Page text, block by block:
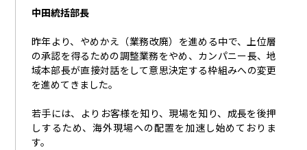
中田統括部長
昨年より、やめかえ（業務改廃）を進める中で、上位層
の承認を得るための調整業務をやめ、カンパニー長、地
域本部長が直接対話をして意思決定する枠組みへの変更
を進めてきました。
若手には、よりお客様を知り、現場を知り、成長を後押
しするため、海外現場への配置を加速し始めておりま
す。